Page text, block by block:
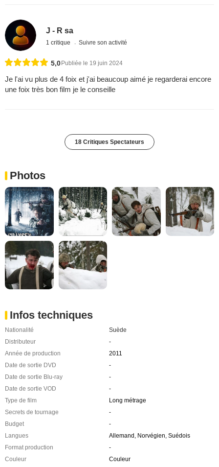
J - R sa
1 critique Suivre son activité
5,0 Publiée le 19 juin 2024
Je l'ai vu plus de 4 foix et j'ai beaucoup aimé je regarderai encore
une foix très bon film je le conseille
18 Critiques Spectateurs
Photos
Infos techniques
Nationalité
Suède
Distributeur
-
Année de production
2011
Date de sortie DVD
-
Date de sortie Blu-ray
-
Date de sortie VOD
-
Type de film
Long métrage
Secrets de tournage
-
Budget
-
Langues
Allemand, Norvégien, Suédois
Format production
-
Couleur
Couleur